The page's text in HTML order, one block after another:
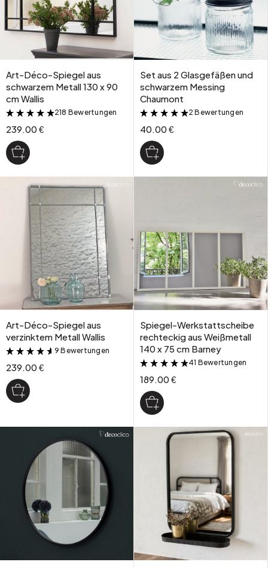
Art-Déco-Spiegel aus
schwarzem Metall 130 x 90
cm Wallis
&
218 Bewertungen
239.00 €
Set aus 2 Glasgefäßen und
schwarzem Messing
Chaumont
&
2 Bewertungen
40.00 €
Art-Déco-Spiegel aus
verzinktem Metall Wallis
&
9 Bewertungen
239.00 €
Spiegel-Werkstattscheibe
rechteckig aus Weißmetall
140 x 75 cm Barney
&
41 Bewertungen
189.00 €